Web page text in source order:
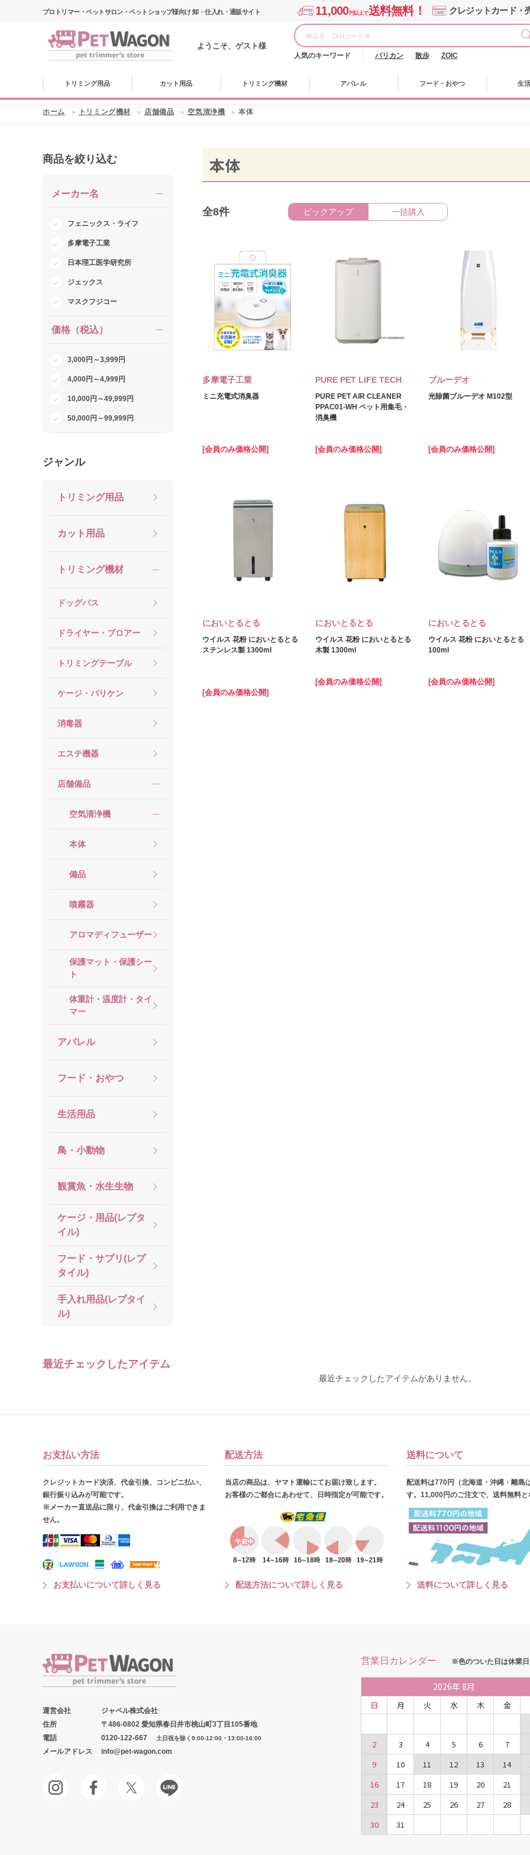
プロトリマー・ペットサロン・ペットショップ様向け 卸・仕入れ・通販サイト 11,000円以上で送料無料！ クレジットカード・
ようこそ、ゲスト様
人気のキーワード バリカン 散歩 ZOIC
トリミング用品 カット用品 トリミング機材 アパレル フード・おやつ 生
ホーム トリミング機材 店舗備品 空気清浄機 本体
商品を絞り込む
メーカー名
フェニックス・ライフ
多摩電子工業
日本理工医学研究所
ジェックス
マスクフジコー
価格（税込）
3,000円～3,999円
4,000円～4,999円
10,000円～49,999円
50,000円～99,999円
ジャンル
トリミング用品
カット用品
トリミング機材
ドッグバス
ドライヤー・ブロアー
トリミングテーブル
ケージ・バリケン
消毒器
エステ機器
店舗備品
空気清浄機
本体
備品
噴霧器
アロマディフューザー
保護マット・保護シー
ト
体重計・温度計・タイ
マー
アパレル
フード・おやつ
生活用品
鳥・小動物
観賞魚・水生生物
ケージ・用品(レプタ
イル)
フード・サプリ(レプ
タイル)
手入れ用品(レプタイ
ル)
本体
全8件 ピックアップ 一括購入
多摩電子工業
ミニ充電式消臭器
[会員のみ価格公開]
PURE PET LIFE TECH
PURE PET AIR CLEANER
PPAC01-WH ペット用集毛・
消臭機
[会員のみ価格公開]
ブルーデオ
光除菌ブルーデオ M102型
[会員のみ価格公開]
においとるとる
ウイルス 花粉 においとるとる
ステンレス製 1300ml
[会員のみ価格公開]
においとるとる
ウイルス 花粉 においとるとる
木製 1300ml
[会員のみ価格公開]
においとるとる
ウイルス 花粉 においとるとる
100ml
[会員のみ価格公開]
最近チェックしたアイテム
最近チェックしたアイテムがありません。
お支払い方法
クレジットカード決済、代金引換、コンビニ払い、
銀行振り込みが可能です。
※メーカー直送品に限り、代金引換はご利用できま
せん。
お支払いについて詳しく見る
配送方法
当店の商品は、ヤマト運輸にてお届け致します。
お客様のご都合にあわせて、日時指定が可能です。
配送方法について詳しく見る
送料について
配送料は770円（北海道・沖縄・離島
す。11,000円のご注文で、送料無料と
送料について詳しく見る
運営会社
ジャペル株式会社
住所
〒486-0802 愛知県春日井市桃山町3丁目105番地
電話
0120-122-667 土日祝を除く9:00-12:00・13:00-16:00
メールアドレス info@pet-wagon.com
営業日カレンダー ※色のついた日は休業日
2026年 8月
日 月 火 水 木 金
2
3 4 5 6 7
9
10 11 12 13 14
16
17 18 19 20 21
23
24 25 26 27 28
30
31